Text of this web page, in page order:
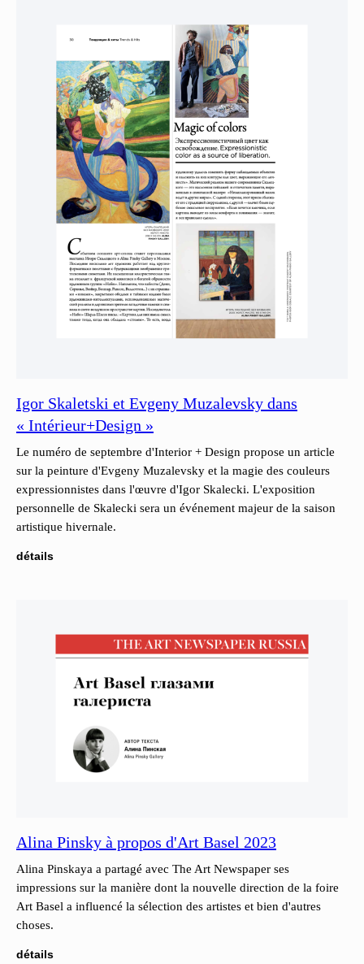
Igor Skaletski et Evgeny Muzalevsky dans
« Intérieur+Design »
Le numéro de septembre d'Interior + Design propose un article
sur la peinture d'Evgeny Muzalevsky et la magie des couleurs
expressionnistes dans l'œuvre d'Igor Skalecki. L'exposition
personnelle de Skalecki sera un événement majeur de la saison
artistique hivernale.
détails
Alina Pinsky à propos d'Art Basel 2023
Alina Pinskaya a partagé avec The Art Newspaper ses
impressions sur la manière dont la nouvelle direction de la foire
Art Basel a influencé la sélection des artistes et bien d'autres
choses.
détails